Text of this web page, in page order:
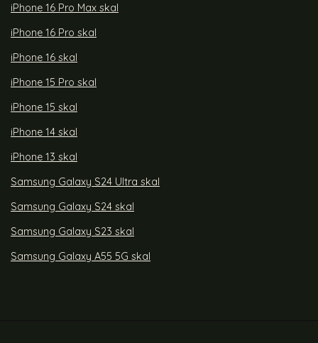
iPhone 16 Pro Max skal
iPhone 16 Pro skal
iPhone 16 skal
iPhone 15 Pro skal
iPhone 15 skal
iPhone 14 skal
iPhone 13 skal
Samsung Galaxy S24 Ultra skal
Samsung Galaxy S24 skal
Samsung Galaxy S23 skal
Samsung Galaxy A55 5G skal